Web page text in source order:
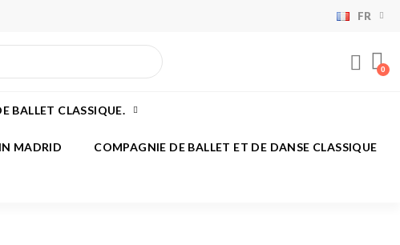
FR
BALLET CLASSIQUE.
MADRID COMPAGNIE DE BALLET ET DE DANSE CLASSIQUE
×
×
×
×